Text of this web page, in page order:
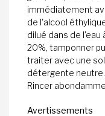
immédiatement
de l'alcool
dilué dans de l'eau
20%, tamponner
traiter avec une
détergente neutre.
Rincer
Avertissements